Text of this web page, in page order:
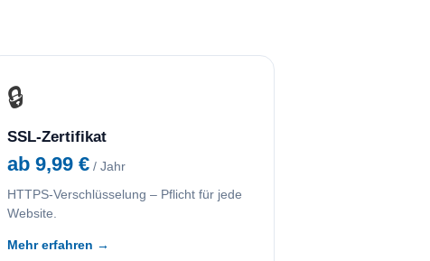
🔒
SSL-Zertifikat
ab 9,99 € / Jahr
HTTPS-Verschlüsselung – Pflicht für jede
Website.
Mehr erfahren →